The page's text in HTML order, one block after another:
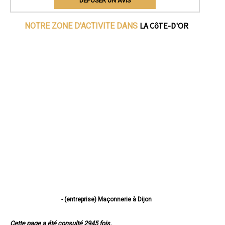
NOTRE ZONE D'ACTIVITE DANS LA CôTE-D'OR
- (entreprise) Maçonnerie à Dijon
Cette page a été consulté 2945 fois.